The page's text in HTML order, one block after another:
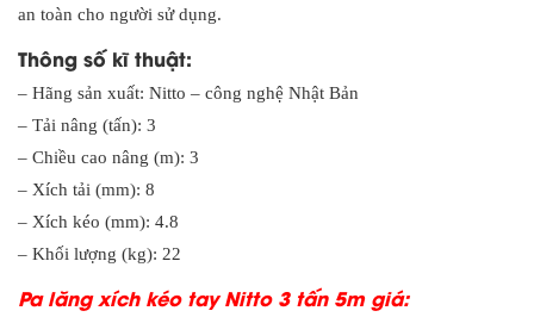
an toàn cho người sử dụng.
Thông số kĩ thuật:
– Hãng sản xuất: Nitto – công nghệ Nhật Bản
– Tải nâng (tấn): 3
– Chiều cao nâng (m): 3
– Xích tải (mm): 8
– Xích kéo (mm): 4.8
– Khối lượng (kg): 22
Pa lăng xích kéo tay Nitto 3 tấn 5m giá: